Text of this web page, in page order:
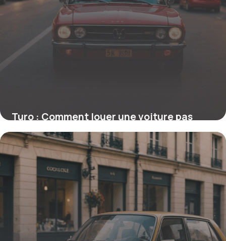
Turo : Comment louer une voiture pas
chère et faire des économies
15 septembre 2025